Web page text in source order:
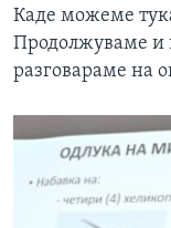
Каде можеме
Продолжуваме и
разговараме на